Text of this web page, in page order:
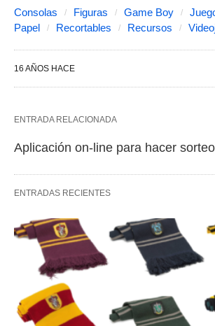
Consolas Figuras Game Boy
Papel
Recortables Recursos
16 AÑOS HACE
ENTRADA RELACIONADA
Aplicación on-line para hacer
ENTRADAS RECIENTES